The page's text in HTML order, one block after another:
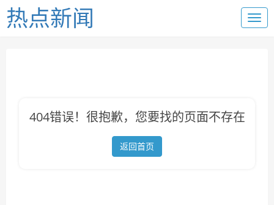
热点新闻
404错误！很抱歉，您要找的页面不存在
返回首页